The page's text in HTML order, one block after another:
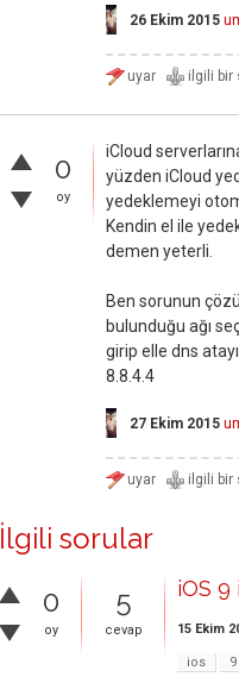
26 Ekim 2015
0
oy
iCloud
yüzden iCloud
yedeklemeyi
Kendin el ile
demen yeterli.
Ben sorunun
bulunduğu ağı
girip elle dns
8.8.4.4
27 Ekim 2015
İlgili sorular
0
oy
5
cevap
iOS
15 Ekim
ios 9